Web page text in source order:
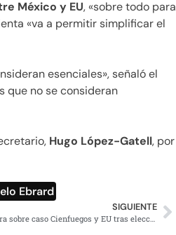
México y EU, «sobre todo para
«va a permitir simplificar el
esenciales», señaló el
que no se consideran
Hugo López-Gatell, por
Ebrard
SIGUIENTE
México fijará postura sobre caso Cienfuegos y EU tras elecciones: AMLO